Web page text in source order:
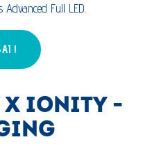
Full LED.
!
X IONITY -